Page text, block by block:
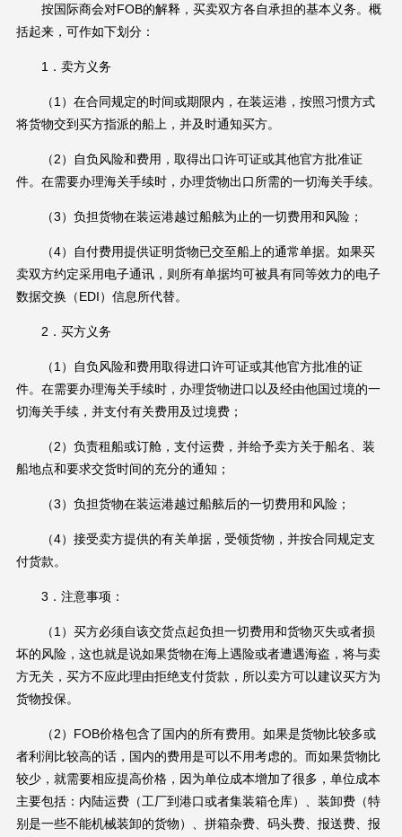
按国际商会对FOB的解释，买卖双方各自承担的基本义务。概
括起来，可作如下划分：
1．卖方义务
（1）在合同规定的时间或期限内，在装运港，按照习惯方式
将货物交到买方指派的船上，并及时通知买方。
（2）自负风险和费用，取得出口许可证或其他官方批准证
件。在需要办理海关手续时，办理货物出口所需的一切海关手续。
（3）负担货物在装运港越过船舷为止的一切费用和风险；
（4）自付费用提供证明货物已交至船上的通常单据。如果买
卖双方约定采用电子通讯，则所有单据均可被具有同等效力的电子
数据交换（EDI）信息所代替。
2．买方义务
（1）自负风险和费用取得进口许可证或其他官方批准的证
件。在需要办理海关手续时，办理货物进口以及经由他国过境的一
切海关手续，并支付有关费用及过境费；
（2）负责租船或订舱，支付运费，并给予卖方关于船名、装
船地点和要求交货时间的充分的通知；
（3）负担货物在装运港越过船舷后的一切费用和风险；
（4）接受卖方提供的有关单据，受领货物，并按合同规定支
付货款。
3．注意事项：
（1）买方必须自该交货点起负担一切费用和货物灭失或者损
坏的风险，这也就是说如果货物在海上遇险或者遭遇海盗，将与卖
方无关，买方不应此理由拒绝支付货款，所以卖方可以建议买方为
货物投保。
（2）FOB价格包含了国内的所有费用。如果是货物比较多或
者利润比较高的话，国内的费用是可以不用考虑的。而如果货物比
较少，就需要相应提高价格，因为单位成本增加了很多，单位成本
主要包括：内陆运费（工厂到港口或者集装箱仓库）、装卸费（特
别是一些不能机械装卸的货物）、拼箱杂费、码头费、报送费、报